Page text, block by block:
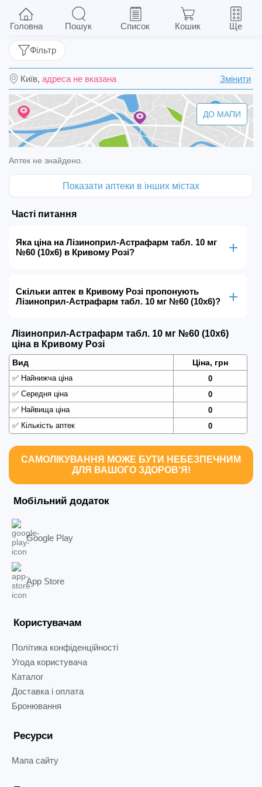
Лізиноприл-Астрафарм табл. 10 мг №60
(10х6)
Київ, адреса не вказана Змінити
Фільтр
ДО МАПИ
Аптек не знайдено.
Показати аптеки в інших містах
Часті питання
Яка ціна на Лізиноприл-Астрафарм табл. 10 мг
№60 (10х6) в Кривому Розі?
Скільки аптек в Кривому Розі пропонують
Лізиноприл-Астрафарм табл. 10 мг №60 (10х6)?
Лізиноприл-Астрафарм табл. 10 мг №60 (10х6)
ціна в Кривому Розі
Вид Ціна, грн
✅ Найнижча ціна
0
✅ Середня ціна
0
✅ Найвища ціна
0
✅ Кількість аптек 0
САМОЛІКУВАННЯ МОЖЕ БУТИ НЕБЕЗПЕЧНИМ
ДЛЯ ВАШОГО ЗДОРОВ'Я!
Мобільний додаток
Google Play
App Store
Користувачам
Політика конфіденційності
Угода користувача
Каталог
Доставка і оплата
Бронювання
Ресурси
Мапа сайту
Головна Пошук Список Кошик Ще